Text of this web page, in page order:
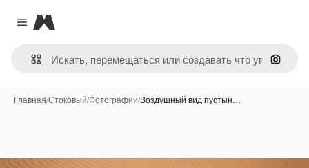
Close menu
Magnific
Поиск
Главная/Стоковый/Фотографии/Воздушный вид пустын…